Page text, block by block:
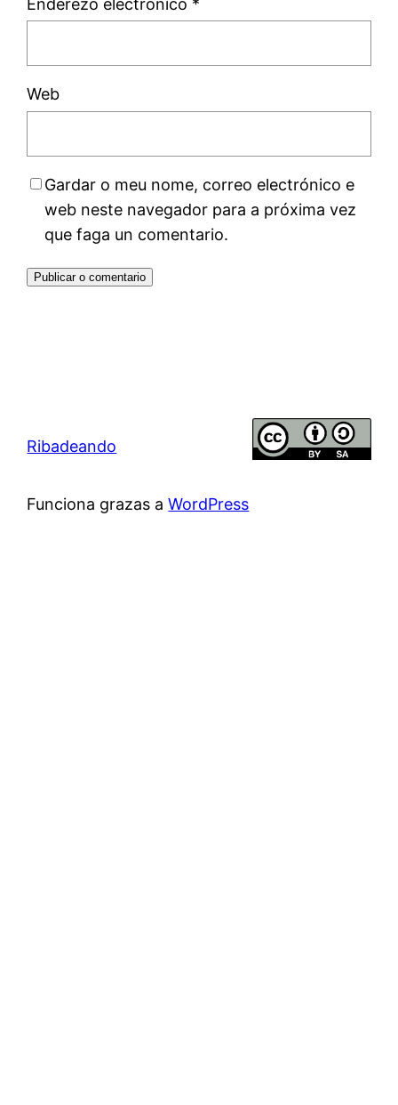
Enderezo electrónico *
Web
Gardar o meu nome, correo electrónico e
web neste navegador para a próxima vez
que faga un comentario.
Ribadeando
Funciona grazas aWordPress